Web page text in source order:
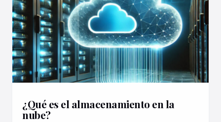
¿Qué es el almacenamiento en la
nube?